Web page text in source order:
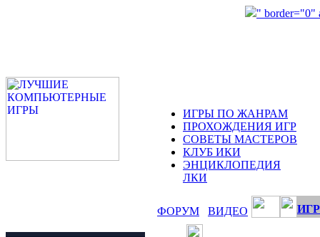
" border="0"
ИГРЫ ПО ЖАНРАМ
ПРОХОЖДЕНИЯ ИГР
СОВЕТЫ МАСТЕРОВ
КЛУБ ИКИ
ЭНЦИКЛОПЕДИЯ
ЛКИ
ФОРУМ ВИДЕО